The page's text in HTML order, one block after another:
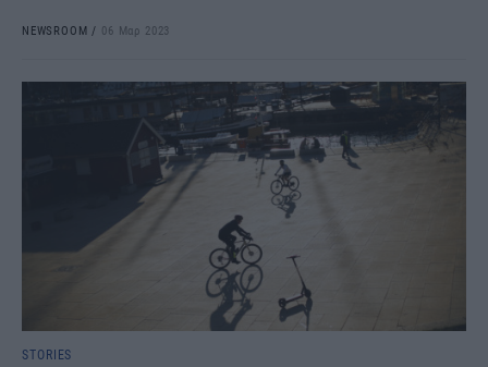
NEWSROOM / 06 Μαρ 2023
STORIES